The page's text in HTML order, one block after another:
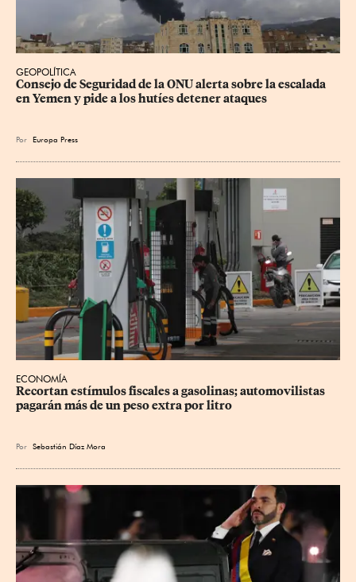
GEOPOLÍTICA
Consejo de Seguridad de la ONU alerta sobre la escalada
en Yemen y pide a los hutíes detener ataques
Por Europa Press
ECONOMÍA
Recortan estímulos fiscales a gasolinas; automovilistas
pagarán más de un peso extra por litro
Por Sebastián Díaz Mora